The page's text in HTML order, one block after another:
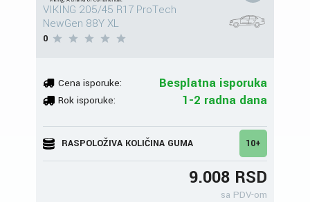
VIKING 205/45 R17 ProTech
NewGen 88Y XL
0
Cena isporuke: Besplatna isporuka
Rok isporuke: 1-2 radna dana
RASPOLOŽIVA KOLIČINA GUMA 10+
9.008 RSD
sa PDV-om